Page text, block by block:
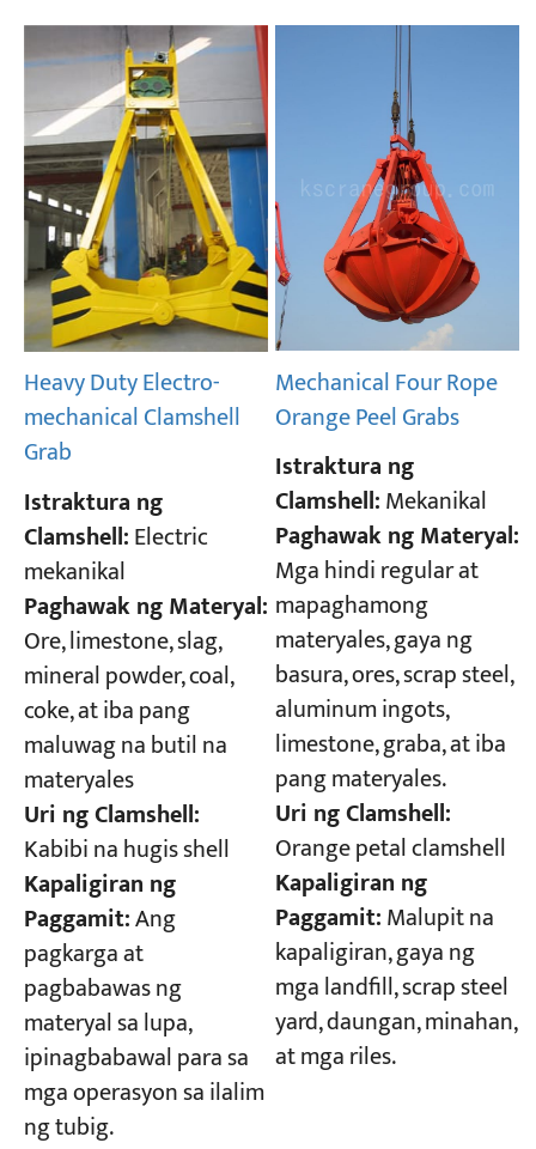
Heavy Duty Electro-
mechanical Clamshell
Grab
Istraktura ng
Clamshell:Electric
mekanikal
Paghawak ng Materyal:
Ore, limestone, slag,
mineral powder, coal,
coke, at iba pang
maluwag na butil na
materyales
Uri ng Clamshell:
Kabibi na hugis shell
Kapaligiran ng
Paggamit:Ang
pagkarga at
pagbabawas ng
materyal sa lupa,
ipinagbabawal para sa
mga operasyon sa ilalim
ng tubig.
Mechanical Four Rope
Orange Peel Grabs
Istraktura ng
Clamshell:Mekanikal
Paghawak ng Materyal:
Mga hindi regular at
mapaghamong
materyales, gaya ng
basura, ores, scrap steel,
aluminum ingots,
limestone, graba, at iba
pang materyales.
Uri ng Clamshell:
Orange petal clamshell
Kapaligiran ng
Paggamit:Malupit na
kapaligiran, gaya ng
mga landfill, scrap steel
yard, daungan, minahan,
at mga riles.